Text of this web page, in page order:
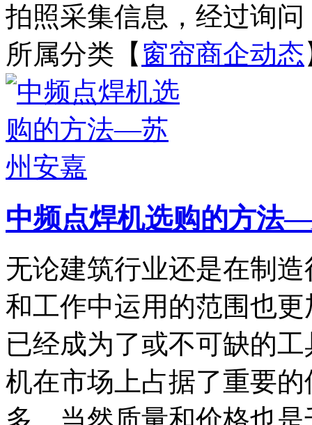
拍照采集信息，经过询
所属分类【 窗帘商企动态
中频点焊机选购的方法
无论建筑行业还是在制
和工作中运用的范围也
已经成为了或不可缺的
机在市场上占据了重要